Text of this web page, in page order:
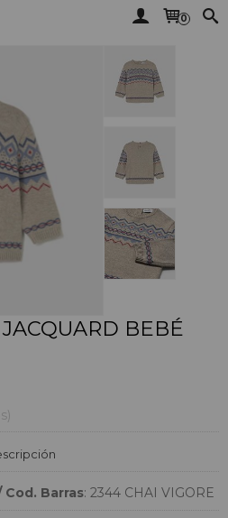
0
BEBÉ
Cod. Barras: 2344 CHAI VIGORE